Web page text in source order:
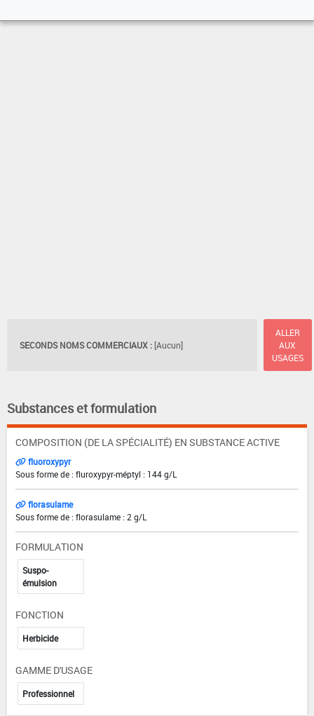
SECONDS NOMS COMMERCIAUX : [Aucun]
ALLER
AUX
USAGES
Substances et formulation
COMPOSITION (DE LA SPÉCIALITÉ) EN SUBSTANCE ACTIVE
fluoroxypyr
Sous forme de : fluroxypyr-méptyl : 144 g/L
florasulame
Sous forme de : florasulame : 2 g/L
FORMULATION
Suspo-
émulsion
FONCTION
Herbicide
GAMME D'USAGE
Professionnel